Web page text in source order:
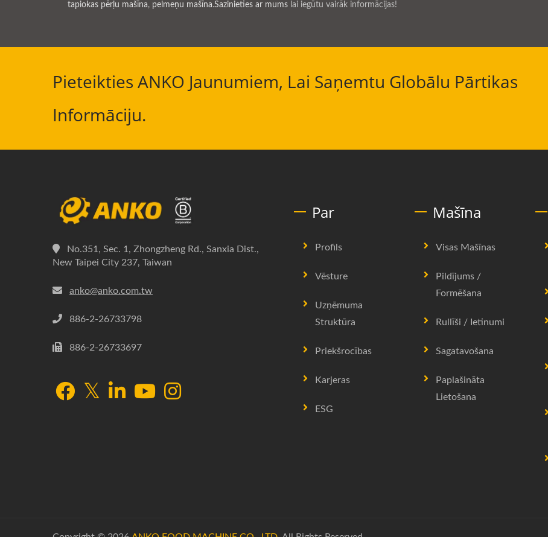
tapiokas pērļu mašīna, pelmeņu mašīna.Sazinieties ar mums lai iegūtu vairāk informācijas!
Pieteikties ANKO Jaunumiem, Lai Saņemtu Globālu Pārtikas
Informāciju.
No.351, Sec. 1, Zhongzheng Rd., Sanxia Dist.,
New Taipei City 237, Taiwan
anko@anko.com.tw
886-2-26733798
886-2-26733697
Par
Profils
Vēsture
Uzņēmuma
Struktūra
Priekšrocības
Karjeras
ESG
Mašīna
Visas Mašīnas
Pildījums /
Formēšana
Rullīši / Ietinumi
Sagatavošana
Paplašināta
Lietošana